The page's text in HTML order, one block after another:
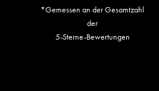
*Gemessen an der Gesamtzahl
der
5-Sterne-Bewertungen